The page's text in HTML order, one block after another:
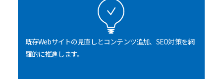
既存Webサイトの見直しとコンテンツ追加、SEO対策を網
羅的に推進します。